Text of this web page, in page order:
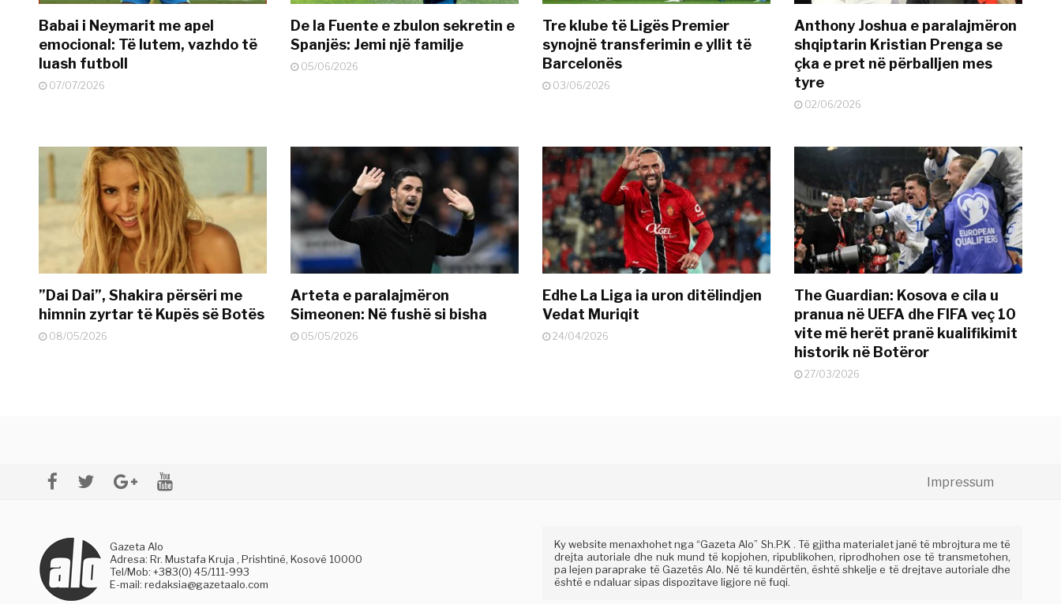
Babai i Neymarit me apel
emocional: Të lutem, vazhdo të
luash futboll
07/07/2026
De la Fuente e zbulon sekretin e
Spanjës: Jemi një familje
05/06/2026
Tre klube të Ligës Premier
synojnë transferimin e yllit të
Barcelonës
03/06/2026
Anthony Joshua e paralajmëron
shqiptarin Kristian Prenga se
çka e pret në përballjen mes
tyre
02/06/2026
”Dai Dai”, Shakira përsëri me
himnin zyrtar të Kupës së Botës
08/05/2026
Arteta e paralajmëron
Simeonen: Në fushë si bisha
05/05/2026
Edhe La Liga ia uron ditëlindjen
Vedat Muriqit
24/04/2026
The Guardian: Kosova e cila u
pranua në UEFA dhe FIFA veç 10
vite më herët pranë kualifikimit
historik në Botëror
27/03/2026
Impressum
Gazeta Alo
Adresa: Rr. Mustafa Kruja , Prishtinë, Kosovë 10000
Tel/Mob: +383(0) 45/111-993
E-mail: redaksia@gazetaalo.com
Ky website menaxhohet nga “Gazeta Alo” Sh.P.K . Të gjitha materialet janë të mbrojtura me të
drejta autoriale dhe nuk mund të kopjohen, ripublikohen, riprodhohen ose të transmetohen,
pa lejen paraprake të Gazetës Alo. Në të kundërtën, është shkelje e të drejtave autoriale dhe
është e ndaluar sipas dispozitave ligjore në fuqi.